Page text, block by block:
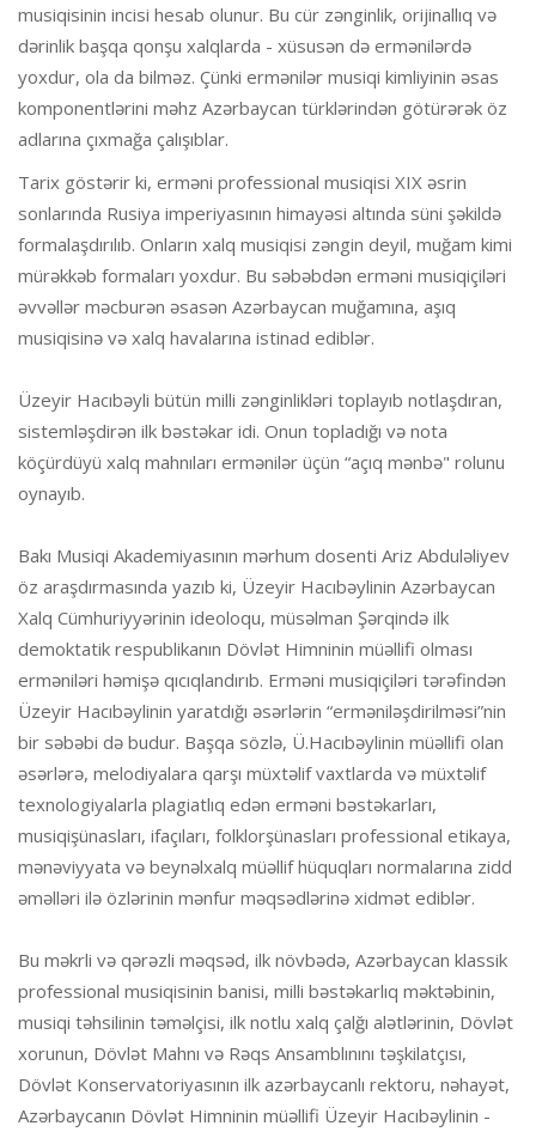
musiqisinin incisi hesab olunur. Bu cür zənginlik, orijinallıq və
dərinlik başqa qonşu xalqlarda - xüsusən də ermənilərdə
yoxdur, ola da bilməz. Çünki ermənilər musiqi kimliyinin əsas
komponentlərini məhz Azərbaycan türklərindən götürərək öz
adlarına çıxmağa çalışıblar.
Tarix göstərir ki, erməni professional musiqisi XIX əsrin
sonlarında Rusiya imperiyasının himayəsi altında süni şəkildə
formalaşdırılıb. Onların xalq musiqisi zəngin deyil, muğam kimi
mürəkkəb formaları yoxdur. Bu səbəbdən erməni musiqiçiləri
əvvəllər məcburən əsasən Azərbaycan muğamına, aşıq
musiqisinə və xalq havalarına istinad ediblər.
Üzeyir Hacıbəyli bütün milli zənginlikləri toplayıb notlaşdıran,
sistemləşdirən ilk bəstəkar idi. Onun topladığı və nota
köçürdüyü xalq mahnıları ermənilər üçün “açıq mənbə" rolunu
oynayıb.
Bakı Musiqi Akademiyasının mərhum dosenti Ariz Abduləliyev
öz araşdırmasında yazıb ki, Üzeyir Hacıbəylinin Azərbaycan
Xalq Cümhuriyyərinin ideoloqu, müsəlman Şərqində ilk
demoktatik respublikanın Dövlət Himninin müəllifi olması
erməniləri həmişə qıcıqlandırıb. Erməni musiqiçiləri tərəfindən
Üzeyir Hacıbəylinin yaratdığı əsərlərin “erməniləşdirilməsi”nin
bir səbəbi də budur. Başqa sözlə, Ü.Hacıbəylinin müəllifi olan
əsərlərə, melodiyalara qarşı müxtəlif vaxtlarda və müxtəlif
texnologiyalarla plagiatlıq edən erməni bəstəkarları,
musiqişünasları, ifaçıları, folklorşünasları professional etikaya,
mənəviyyata və beynəlxalq müəllif hüquqları normalarına zidd
əməlləri ilə özlərinin mənfur məqsədlərinə xidmət ediblər.
Bu məkrli və qərəzli məqsəd, ilk növbədə, Azərbaycan klassik
professional musiqisinin banisi, milli bəstəkarlıq məktəbinin,
musiqi təhsilinin təməlçisi, ilk notlu xalq çalğı alətlərinin, Dövlət
xorunun, Dövlət Mahnı və Rəqs Ansamblınını təşkilatçısı,
Dövlət Konservatoriyasının ilk azərbaycanlı rektoru, nəhayət,
Azərbaycanın Dövlət Himninin müəllifi Üzeyir Hacıbəylinin -